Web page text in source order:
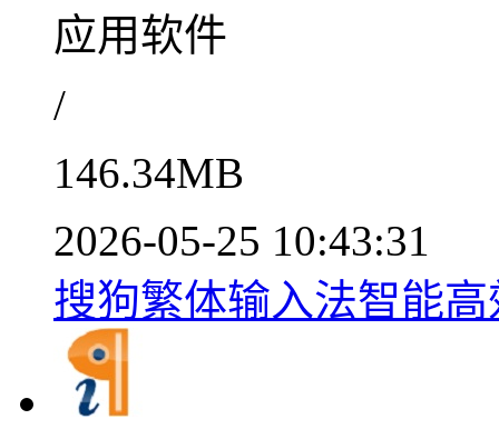
应用软件
/
146.34MB
2026-05-25 10:43:31
搜狗繁体输入法智能高